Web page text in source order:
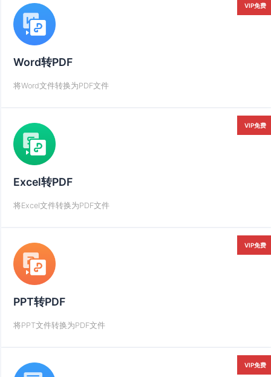
Word转PDF
将Word文件转换为PDF文件
VIP免费
Excel转PDF
将Excel文件转换为PDF文件
VIP免费
PPT转PDF
将PPT文件转换为PDF文件
VIP免费
VIP免费